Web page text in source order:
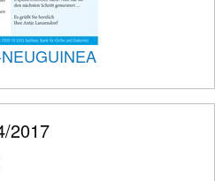
2017